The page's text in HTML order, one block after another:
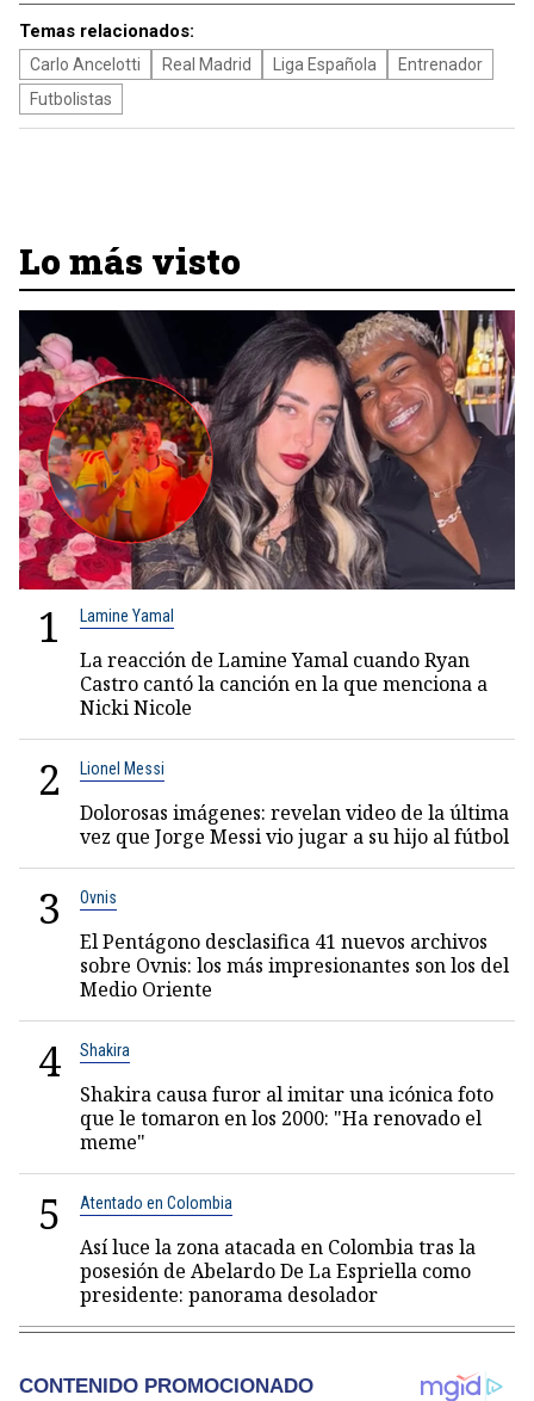
Temas relacionados:
Carlo Ancelotti Real Madrid Liga Española
Entrenador
Futbolistas
Lo más visto
1 Lamine Yamal
La reacción de Lamine Yamal cuando Ryan
Castro cantó la canción en la que menciona a
Nicki Nicole
2 Lionel Messi
Dolorosas imágenes: revelan video de la última
vez que Jorge Messi vio jugar a su hijo al fútbol
3 Ovnis
El Pentágono desclasifica 41 nuevos archivos
sobre Ovnis: los más impresionantes son los del
Medio Oriente
4 Shakira
Shakira causa furor al imitar una icónica foto
que le tomaron en los 2000: "Ha renovado el
meme"
5 Atentado en Colombia
Así luce la zona atacada en Colombia tras la
posesión de Abelardo De La Espriella como
presidente: panorama desolador